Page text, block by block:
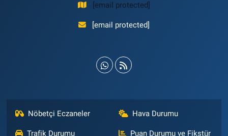
[email protected]
[email protected]
Nöbetçi Eczaneler Hava Durumu
Trafik Durumu Puan Durumu ve Fikstür